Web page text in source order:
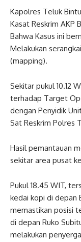
Kapolres Teluk
Kasat Reskrim AKP
Bahwa Kasus ini
Melakukan
(mapping).
​Sekitar pukul 10.12
terhadap Target
dengan Penyidik
Sat Reskrim Polres
Hasil pemantauan
sekitar area pusat
​Pukul 18.45 WIT,
kedai kopi di depan
memastikan posisi
di depan Ruko
melakukan